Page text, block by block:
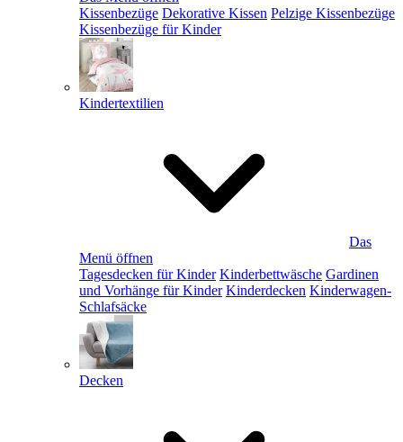
Kissenbezüge Dekorative Kissen Pelzige Kissenbezüge
Kissenbezüge für Kinder
Kindertextilien
Das
Menü öffnen
Tagesdecken für Kinder Kinderbettwäsche Gardinen
und Vorhänge für Kinder Kinderdecken Kinderwagen-
Schlafsäcke
Decken